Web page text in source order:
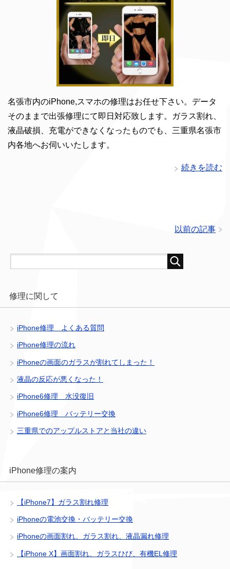
名張市内のiPhone,スマホの修理はお任せ下さい。データ
そのままで出張修理にて即日対応致します。ガラス割れ、
液晶破損、充電ができなくなったものでも、三重県名張市
内各地へお伺いいたします。
続きを読む
以前の記事
修理に関して
iPhone修理 よくある質問
iPhone修理の流れ
iPhoneの画面のガラスが割れてしまった！
液晶の反応が悪くなった！
iPhone6修理 水没復旧
iPhone6修理 バッテリー交換
三重県でのアップルストアと当社の違い
iPhone修理の案内
【iPhone7】ガラス割れ修理
iPhoneの電池交換・バッテリー交換
iPhoneの画面割れ、ガラス割れ、液晶漏れ修理
【iPhone X】画面割れ、ガラスひび、有機EL修理